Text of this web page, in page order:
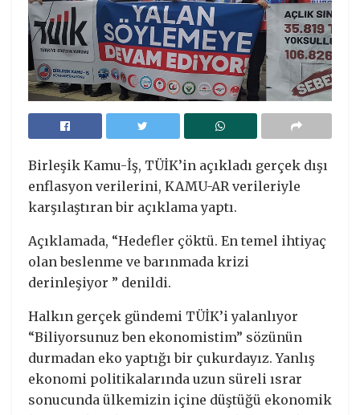
Birleşik Kamu-İş, TÜİK’in açıkladı gerçek dışı
enflasyon verilerini, KAMU-AR verileriyle
karşılaştıran bir açıklama yaptı.
Açıklamada, “Hedefler çöktü. En temel ihtiyaç
olan beslenme ve barınmada krizi
derinleşiyor ” denildi.
Halkın gerçek gündemi TÜİK’i yalanlıyor
“Biliyorsunuz ben ekonomistim” sözünün
durmadan eko yaptığı bir çukurdayız. Yanlış
ekonomi politikalarında uzun süreli ısrar
sonucunda ülkemizin içine düştüğü ekonomik